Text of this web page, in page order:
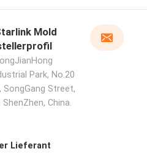
Mold
Park, No.20
SongGang Street,
China.
Lieferant